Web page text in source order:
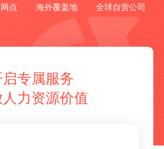
点 海外覆盖地 全球自营公司
专属服务
力资源价值